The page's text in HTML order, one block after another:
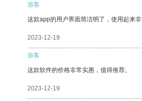
游客
这款app的用户界面简洁明了，使用起来
2023-12-19
游客
这款软件的价格非常实惠，值得推荐。
2023-12-19